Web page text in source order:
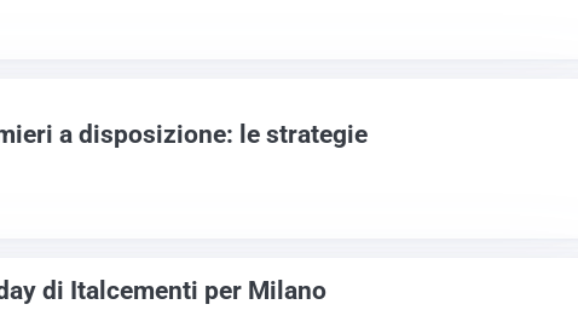
a disposizione: le strategie
di Italcementi per Milano